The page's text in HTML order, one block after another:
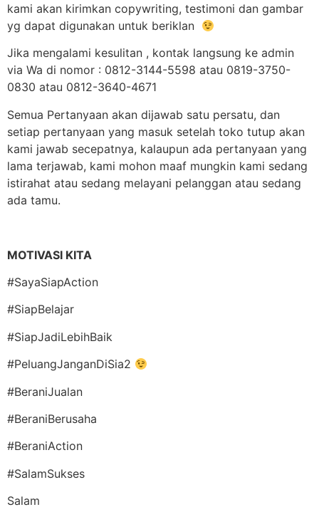
kami akan kirimkan copywriting, testimoni dan gambar
yg dapat digunakan untuk beriklan
Jika mengalami kesulitan , kontak langsung ke admin
via Wa di nomor : 0812-3144-5598 atau 0819-3750-
0830 atau 0812-3640-4671
Semua Pertanyaan akan dijawab satu persatu, dan
setiap pertanyaan yang masuk setelah toko tutup akan
kami jawab secepatnya, kalaupun ada pertanyaan yang
lama terjawab, kami mohon maaf mungkin kami sedang
istirahat atau sedang melayani pelanggan atau sedang
ada tamu.
MOTIVASI KITA
#SayaSiapAction
#SiapBelajar
#SiapJadiLebihBaik
#PeluangJanganDiSia2
#BeraniJualan
#BeraniBerusaha
#BeraniAction
#SalamSukses
Salam